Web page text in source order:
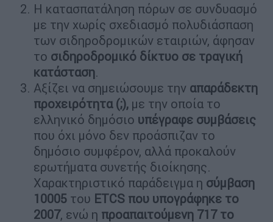
Η κατασπατάληση πόρων σε συνδυασμό
με την χωρίς σχεδιασμό πολυδιάσπαση
των σιδηροδρομικών εταιριών, άφησαν
το σιδηροδρομικό δίκτυο σε τραγική
κατάσταση.
Αξίζει να σημειώσουμε την απαράδεκτη
προχειρότητα (;), με την οποία το
ελληνικό δημόσιο υπέγραφε συμβάσεις
που όχι μόνο δεν προάσπιζαν το
δημόσιο συμφέρον, αλλά προκαλούν
ερωτήματα συνετής διοίκησης.
Χαρακτηριστικό παράδειγμα η σύμβαση
10005 του ETCS που υπογράφηκε το
2007, ενώ η προαπαιτούμενη 717 το